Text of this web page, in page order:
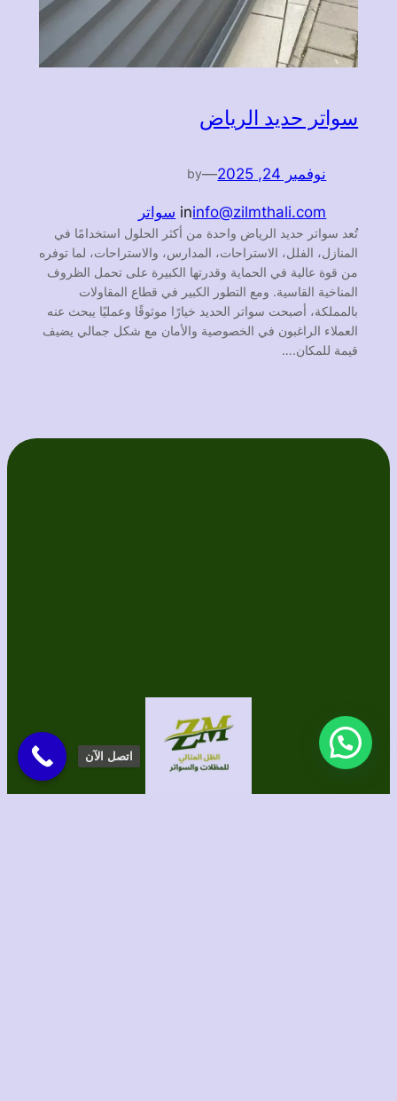
سواتر حديد الرياض
نوفمبر 24, 2025 —
by
info@zilmthali.com
in سواتر
تُعد سواتر حديد الرياض واحدة من أكثر الحلول استخدامًا في
المنازل، الفلل، الاستراحات، المدارس، والاستراحات، لما توفره
من قوة عالية في الحماية وقدرتها الكبيرة على تحمل الظروف
المناخية القاسية. ومع التطور الكبير في قطاع المقاولات
بالمملكة، أصبحت سواتر الحديد خيارًا موثوقًا وعمليًا يبحث عنه
العملاء الراغبون في الخصوصية والأمان مع شكل جمالي يضيف
قيمة للمكان.…
اتصل الآن